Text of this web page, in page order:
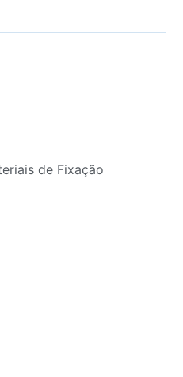
de Fixação